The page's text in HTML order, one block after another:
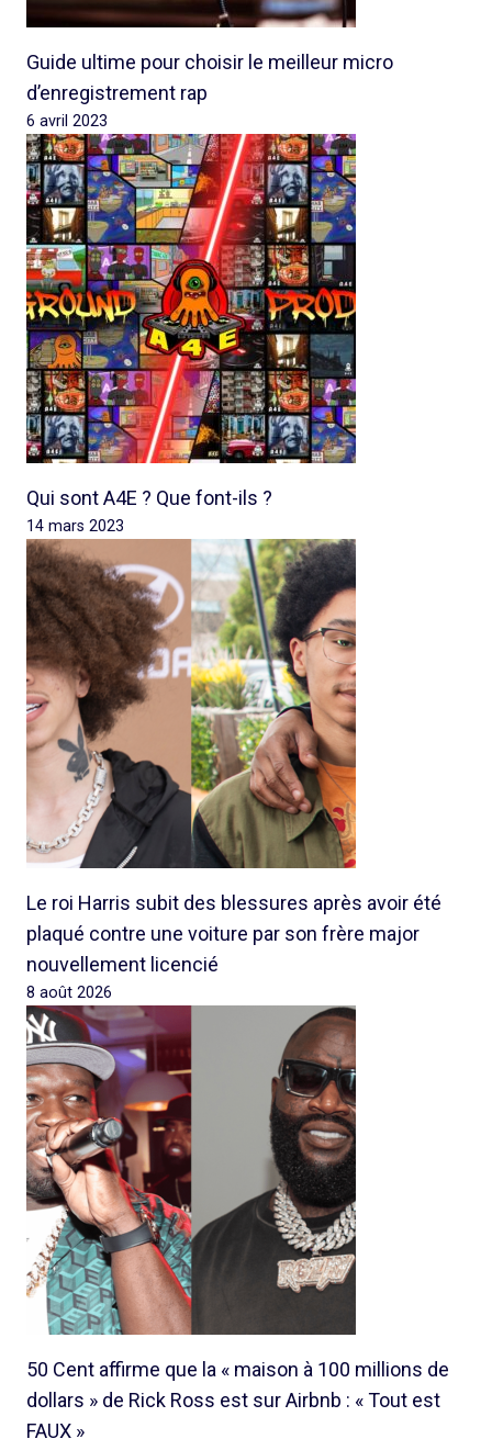
Guide ultime pour choisir le meilleur micro
d’enregistrement rap
6 avril 2023
Qui sont A4E ? Que font-ils ?
14 mars 2023
Le roi Harris subit des blessures après avoir été
plaqué contre une voiture par son frère major
nouvellement licencié
8 août 2026
50 Cent affirme que la « maison à 100 millions de
dollars » de Rick Ross est sur Airbnb : « Tout est
FAUX »